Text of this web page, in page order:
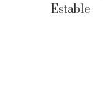
Estable